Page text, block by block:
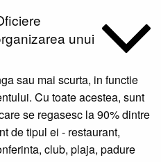
unui
sau mai scurta, in functie
Cu toate acestea, sunt
se regasesc la 90% dintre
de tipul ei - restaurant,
club, plaja, padure